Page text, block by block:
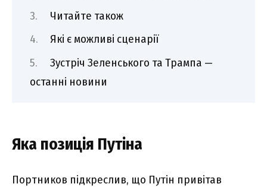
Читайте також
Які є можливі сценарії
Зустріч Зеленського та Трампа —
останні новини
Яка позиція Путіна
Портников підкреслив, що Путін привітав